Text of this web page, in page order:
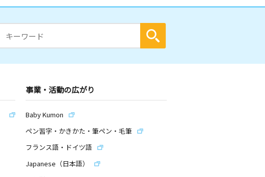
事業・活動の広がり
Baby Kumon
ペン習字・かきかた・筆ペン・毛筆
フランス語・ドイツ語
Japanese（日本語）